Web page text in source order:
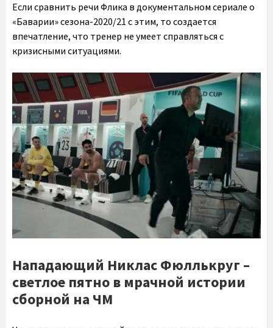
Если сравнить речи Флика в документальном сериале о
«Баварии» сезона-2020/21 с этим, то создается
впечатление, что тренер не умеет справляться с
кризисными ситуациями.
Нападающий Никлас Фюллькруг –
светлое пятно в мрачной истории
сборной на ЧМ